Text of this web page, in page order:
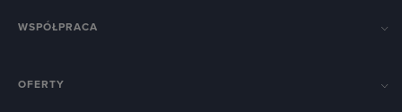
WSPÓŁPRACA
OFERTY